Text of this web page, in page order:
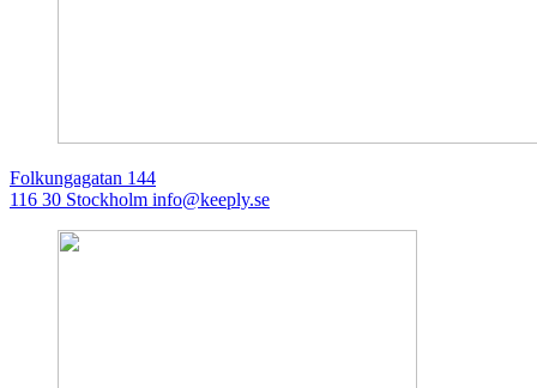
Folkungagatan 144
116 30 Stockholm info@keeply.se